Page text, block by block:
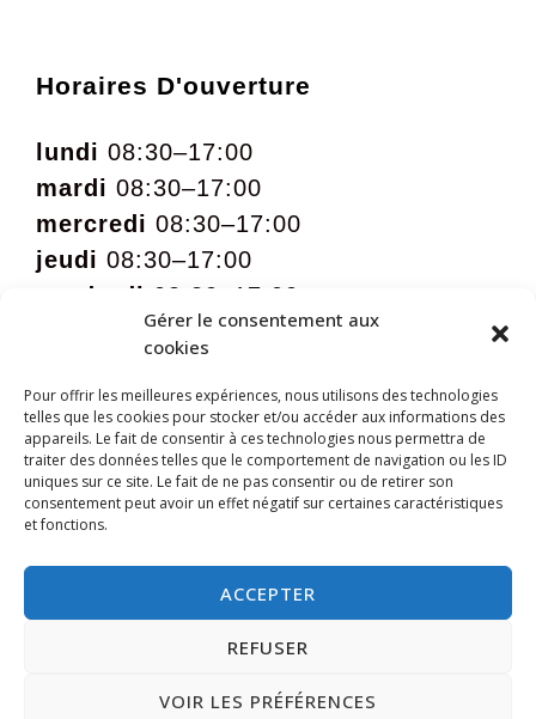
Gérer le consentement aux
cookies
Pour offrir les meilleures expériences, nous utilisons des technologies
telles que les cookies pour stocker et/ou accéder aux informations des
appareils. Le fait de consentir à ces technologies nous permettra de
traiter des données telles que le comportement de navigation ou les ID
uniques sur ce site. Le fait de ne pas consentir ou de retirer son
consentement peut avoir un effet négatif sur certaines caractéristiques
et fonctions.
ACCEPTER
REFUSER
VOIR LES PRÉFÉRENCES
Horaires D'ouverture
lundi 08:30–17:00
mardi 08:30–17:00
mercredi 08:30–17:00
jeudi 08:30–17:00
vendredi 08:30–17:00
09:00 – 12:00 sur rdv